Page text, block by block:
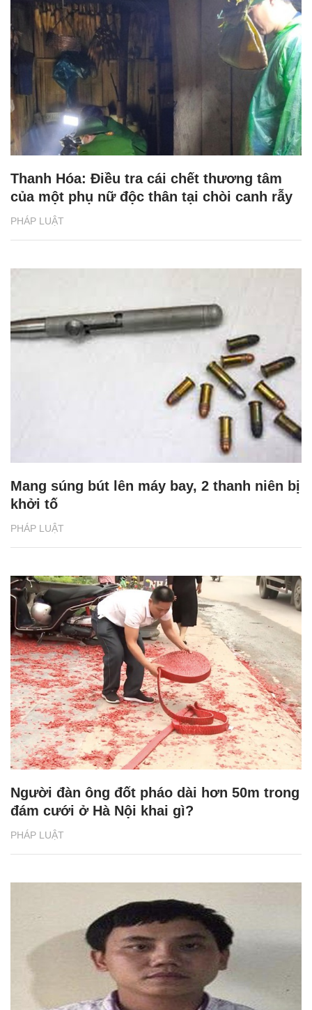
PHÁP LUẬT
Thanh Hóa: Điều tra cái chết thương tâm
của một phụ nữ độc thân tại chòi canh rẫy
PHÁP LUẬT
Mang súng bút lên máy bay, 2 thanh niên bị
khởi tố
PHÁP LUẬT
Người đàn ông đốt pháo dài hơn 50m trong
đám cưới ở Hà Nội khai gì?